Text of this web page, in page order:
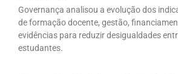
Governança analisou a evolução dos
de formação docente, gestão,
evidências para reduzir desigualdades
estudantes.